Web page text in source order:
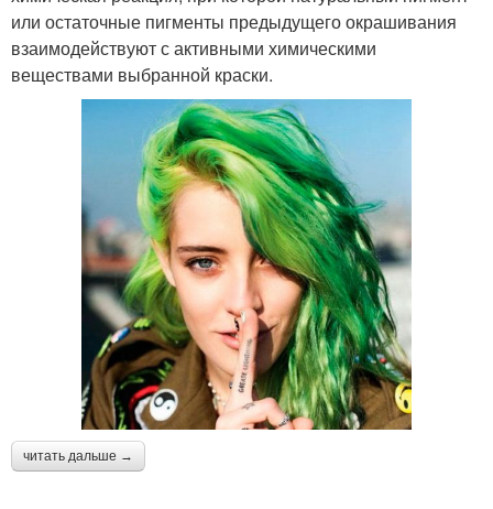
или остаточные пигменты предыдущего окрашивания
взаимодействуют с активными химическими
веществами выбранной краски.
читать дальше →